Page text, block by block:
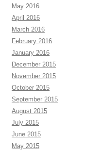
May 2016
April 2016
March 2016
February 2016
January 2016
December 2015
November 2015
October 2015
September 2015
August 2015
July 2015
June 2015
May 2015